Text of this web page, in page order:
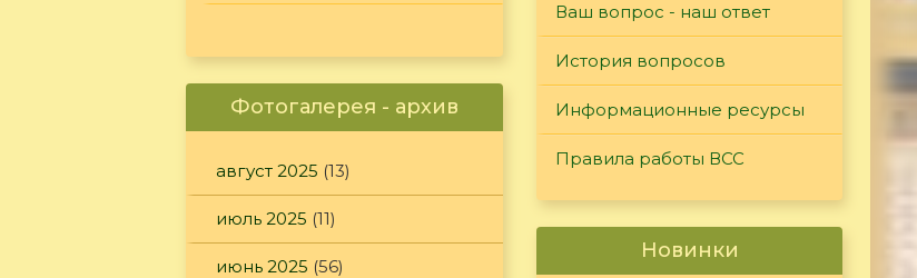
Фотогалерея - архив
август 2025 (13)
июль 2025 (11)
июнь 2025 (56)
Ваш вопрос - наш ответ
История вопросов
Информационные ресурсы
Правила работы ВСС
Новинки